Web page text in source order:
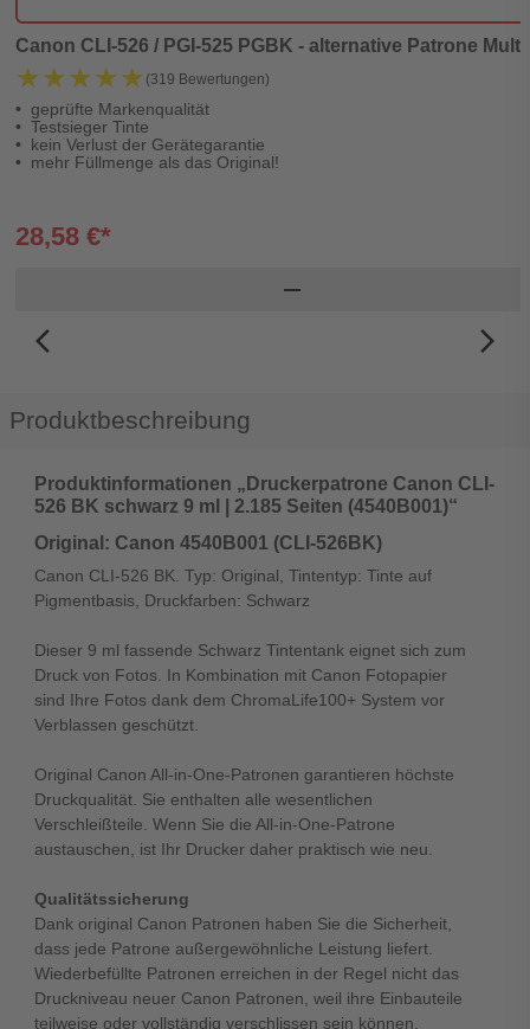
Canon CLI-526 / PGI-525 PGBK - alternative Patrone
★★★★★
★★★★★ (319 Bewertungen)
geprüfte Markenqualität
Testsieger Tinte
kein Verlust der Gerätegarantie
mehr Füllmenge als das Original!
28,58 €*
remove
arrow_back_ios_new
arrow_forward_ios
Produktbeschreibung
Produktinformationen „Druckerpatrone Canon CLI-
526 BK schwarz 9 ml | 2.185 Seiten (4540B001)“
Original: Canon 4540B001 (CLI-526BK)
Canon CLI-526 BK. Typ: Original, Tintentyp: Tinte auf
Pigmentbasis, Druckfarben: Schwarz
Dieser 9 ml fassende Schwarz Tintentank eignet sich zum
Druck von Fotos. In Kombination mit Canon Fotopapier
sind Ihre Fotos dank dem ChromaLife100+ System vor
Verblassen geschützt.
Original Canon All-in-One-Patronen garantieren höchste
Druckqualität. Sie enthalten alle wesentlichen
Verschleißteile. Wenn Sie die All-in-One-Patrone
austauschen, ist Ihr Drucker daher praktisch wie neu.
Qualitätssicherung
Dank original Canon Patronen haben Sie die Sicherheit,
dass jede Patrone außergewöhnliche Leistung liefert.
Wiederbefüllte Patronen erreichen in der Regel nicht das
Druckniveau neuer Canon Patronen, weil ihre Einbauteile
teilweise oder vollständig verschlissen sein können.